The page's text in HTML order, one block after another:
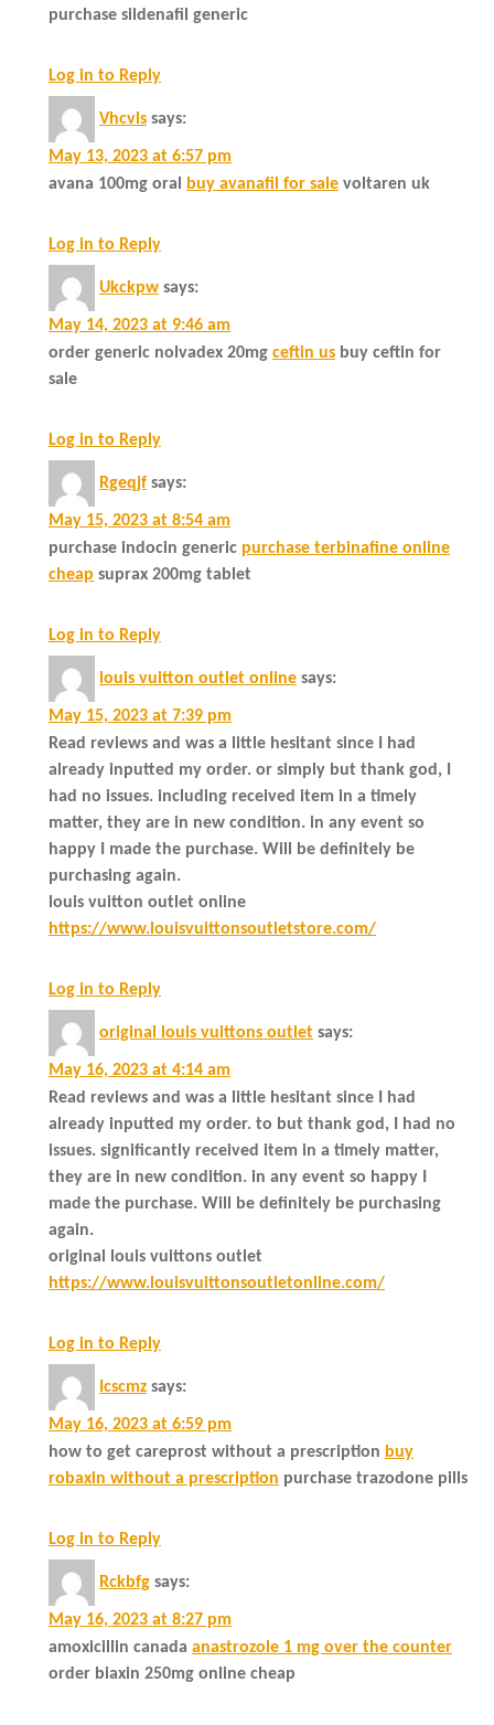
purchase sildenafil generic
Log in to Reply
Vhcvls says:
May 13, 2023 at 6:57 pm
avana 100mg oral
buy avanafil for sale voltaren uk
Log in to Reply
Ukckpw says:
May 14, 2023 at 9:46 am
order generic nolvadex 20mg ceftin us buy ceftin for
sale
Log in to Reply
Rgeqjf says:
May 15, 2023 at 8:54 am
purchase indocin generic purchase terbinafine online
cheap suprax 200mg tablet
Log in to Reply
louis vuitton outlet online says:
May 15, 2023 at 7:39 pm
Read reviews and was a little hesitant since I had
already inputted my order. or simply but thank god, I
had no issues. including received item in a timely
matter, they are in new condition. in any event so
happy I made the purchase. Will be definitely be
purchasing again.
louis vuitton outlet online
https://www.louisvuittonsoutletstore.com/
Log in to Reply
original louis vuittons outlet says:
May 16, 2023 at 4:14 am
Read reviews and was a little hesitant since I had
already inputted my order. to but thank god, I had no
issues. significantly received item in a timely matter,
they are in new condition. in any event so happy I
made the purchase. Will be definitely be purchasing
again.
original louis vuittons outlet
https://www.louisvuittonsoutletonline.com/
Log in to Reply
Icscmz says:
May 16, 2023 at 6:59 pm
how to get careprost without a prescription buy
robaxin without a prescription purchase trazodone pills
Log in to Reply
Rckbfg says:
May 16, 2023 at 8:27 pm
amoxicillin canada anastrozole 1 mg over the counter
order biaxin 250mg online cheap